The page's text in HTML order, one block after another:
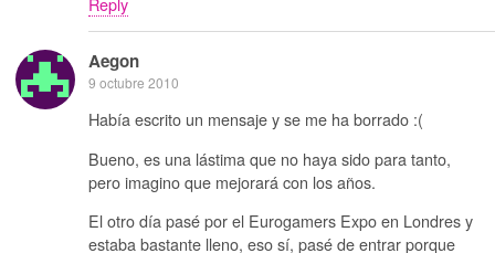
Aegon
9 octubre 2010
Había escrito un mensaje y se me ha borrado :(
Bueno, es una lástima que no haya sido para tanto,
pero imagino que mejorará con los años.
El otro día pasé por el Eurogamers Expo en Londres y
estaba bastante lleno, eso sí, pasé de entrar porque